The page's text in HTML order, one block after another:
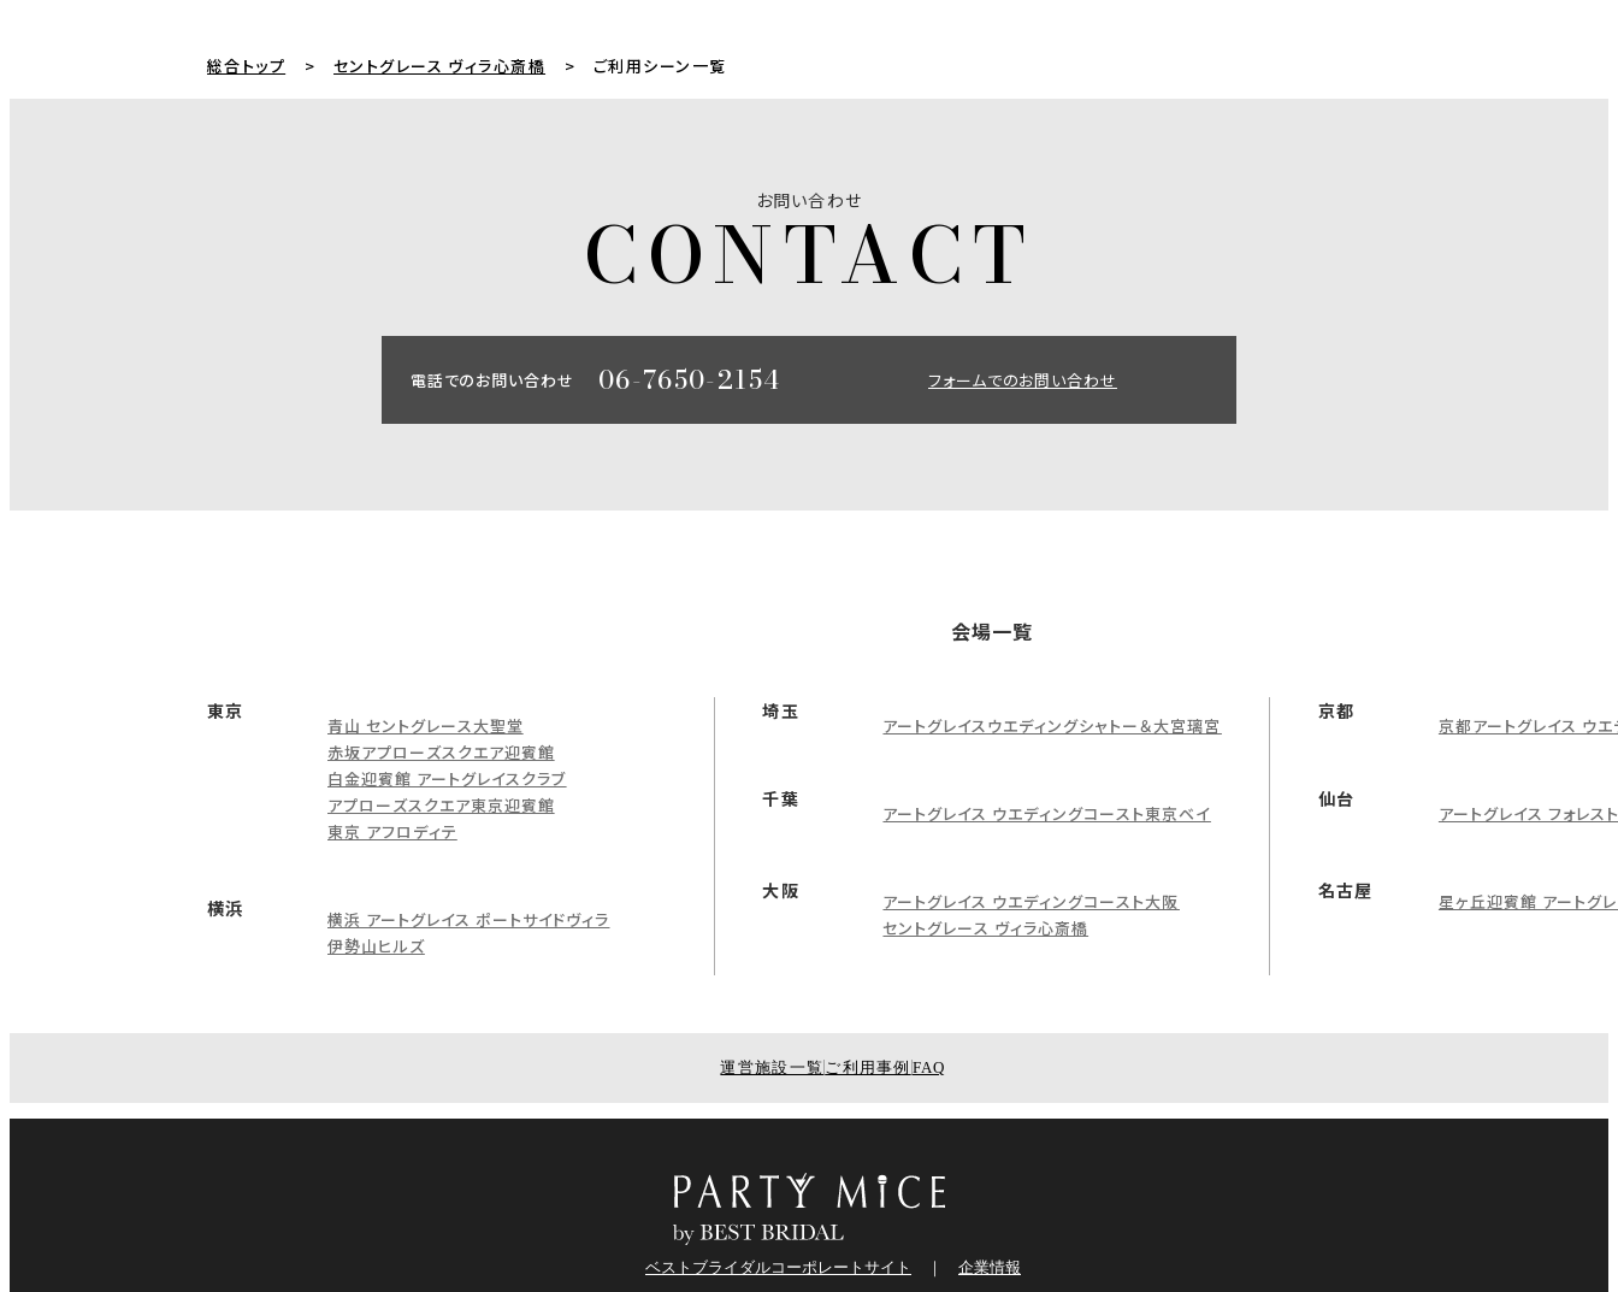
総合トップ セントグレース ヴィラ心斎橋 ご利用シーン一覧
お問い合わせ
電話でのお問い合わせ 06-7650-2154 フォームでのお問い合わせ
会場一覧
東京
青山 セントグレース大聖堂
赤坂アプローズスクエア迎賓館
白金迎賓館 アートグレイスクラブ
アプローズスクエア東京迎賓館
東京 アフロディテ
横浜
横浜 アートグレイス ポートサイドヴィラ
伊勢山ヒルズ
埼玉
アートグレイスウエディングシャトー＆大宮璃宮
千葉
アートグレイス ウエディングコースト東京ベイ
大阪
アートグレイス ウエディングコースト大阪
セントグレース ヴィラ心斎橋
京都
京都アートグレイス ウ
仙台
アートグレイス フォレス
名古屋 星ヶ丘迎賓館 アートグ
運営施設一覧 ご利用事例 FAQ
ベストブライダルコーポレートサイト 企業情報